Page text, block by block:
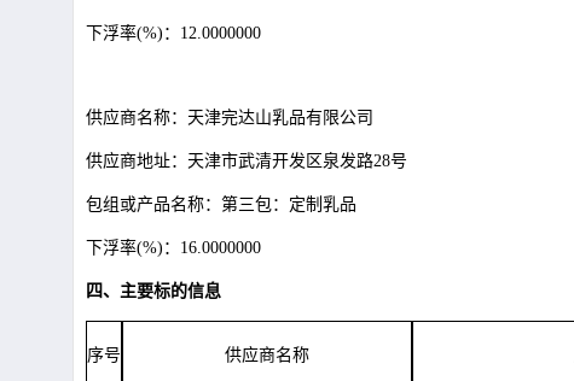
下浮率(%)：12.0000000
供应商名称：天津完达山乳品有限公司
供应商地址：天津市武清开发区泉发路28号
包组或产品名称：第三包：定制乳品
下浮率(%)：16.0000000
四、主要标的信息
序号 供应商名称